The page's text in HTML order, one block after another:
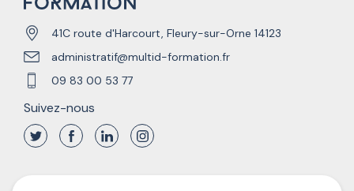
41C route d'Harcourt, Fleury-sur-Orne 14123
administratif@multid-formation.fr
09 83 00 53 77
Suivez-nous